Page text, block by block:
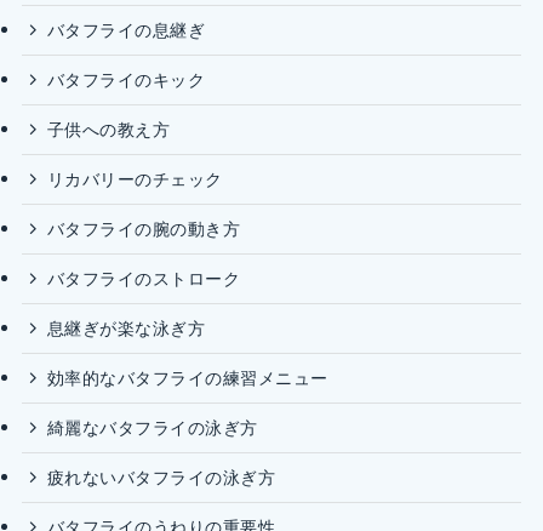
バタフライの息継ぎ
バタフライのキック
子供への教え方
リカバリーのチェック
バタフライの腕の動き方
バタフライのストローク
息継ぎが楽な泳ぎ方
効率的なバタフライの練習メニュー
綺麗なバタフライの泳ぎ方
疲れないバタフライの泳ぎ方
バタフライのうねりの重要性